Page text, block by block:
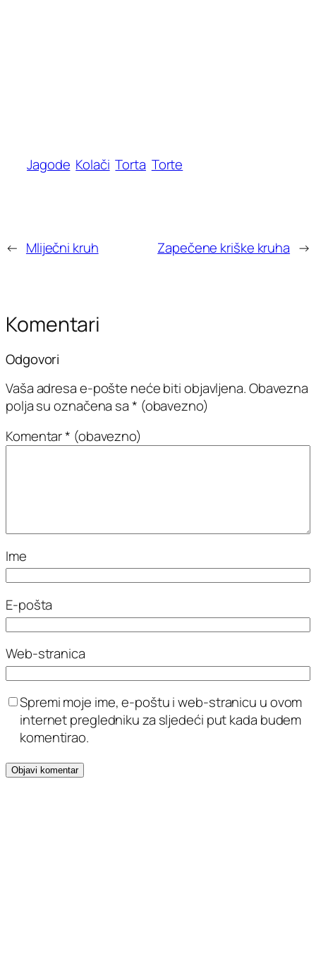
Jagode Kolači Torta Torte
← Mliječni kruh Zapečene kriške kruha →
Komentari
Odgovori
Vaša adresa e-pošte neće biti objavljena.Obavezna
polja su označena sa* (obavezno)
Komentar* (obavezno)
Ime
E-pošta
Web-stranica
Spremi moje ime, e-poštu i web-stranicu u ovom
internet pregledniku za sljedeći put kada budem
komentirao.